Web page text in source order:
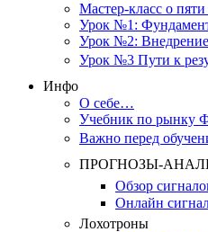
Мастер-класс о
Урок №1:
Урок №2: Внедрение
Урок №3 Пути к
Инфо
О себе…
Учебник по рынку
Важно перед
ПРОГНОЗЫ-
Обзор
Онлайн
Лохотроны